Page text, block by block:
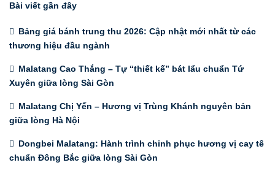
Bài viết gần đây
Bảng giá bánh trung thu 2026: Cập nhật mới nhất từ các
thương hiệu đầu ngành
Malatang Cao Thắng – Tự “thiết kế” bát lẩu chuẩn Tứ
Xuyên giữa lòng Sài Gòn
Malatang Chị Yến – Hương vị Trùng Khánh nguyên bản
giữa lòng Hà Nội
Dongbei Malatang: Hành trình chinh phục hương vị cay tê
chuẩn Đông Bắc giữa lòng Sài Gòn